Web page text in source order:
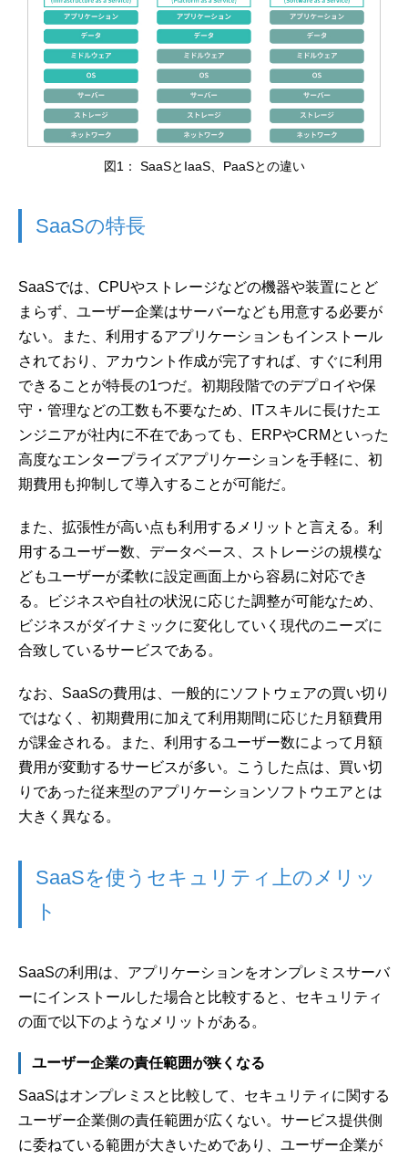
図1： SaaSとIaaS、PaaSとの違い
SaaSの特長
SaaSでは、CPUやストレージなどの機器や装置にとど
まらず、ユーザー企業はサーバーなども用意する必要が
ない。また、利用するアプリケーションもインストール
されており、アカウント作成が完了すれば、すぐに利用
できることが特長の1つだ。初期段階でのデプロイや保
守・管理などの工数も不要なため、ITスキルに長けたエ
ンジニアが社内に不在であっても、ERPやCRMといった
高度なエンタープライズアプリケーションを手軽に、初
期費用も抑制して導入することが可能だ。
また、拡張性が高い点も利用するメリットと言える。利
用するユーザー数、データベース、ストレージの規模な
どもユーザーが柔軟に設定画面上から容易に対応でき
る。ビジネスや自社の状況に応じた調整が可能なため、
ビジネスがダイナミックに変化していく現代のニーズに
合致しているサービスである。
なお、SaaSの費用は、一般的にソフトウェアの買い切り
ではなく、初期費用に加えて利用期間に応じた月額費用
が課金される。また、利用するユーザー数によって月額
費用が変動するサービスが多い。こうした点は、買い切
りであった従来型のアプリケーションソフトウエアとは
大きく異なる。
SaaSを使うセキュリティ上のメリッ
ト
SaaSの利用は、アプリケーションをオンプレミスサーバ
ーにインストールした場合と比較すると、セキュリティ
の面で以下のようなメリットがある。
ユーザー企業の責任範囲が狭くなる
SaaSはオンプレミスと比較して、セキュリティに関する
ユーザー企業側の責任範囲が広くない。サービス提供側
に委ねている範囲が大きいためであり、ユーザー企業が